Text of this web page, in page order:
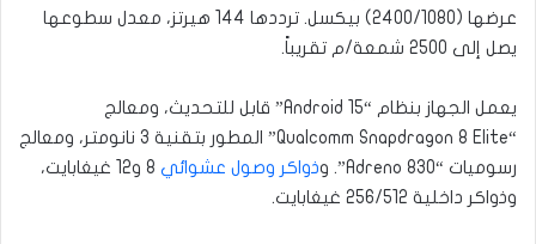
عرضها (2400/1080) بيكسل. ترددها 144 هيرتز، معدل سطوعها
يصل إلى 2500 شمعة/م تقريباً.
يعمل الجهاز بنظام “Android 15” قابل للتحديث، ومعالج
“Qualcomm Snapdragon 8 Elite” المطور بتقنية 3 نانومتر، ومعالج
رسوميات “Adreno 830”. و
ذواكر وصول عشوائي
8 و12 غيغابايت،
وذواكر داخلية 256/512 غيغابايت.